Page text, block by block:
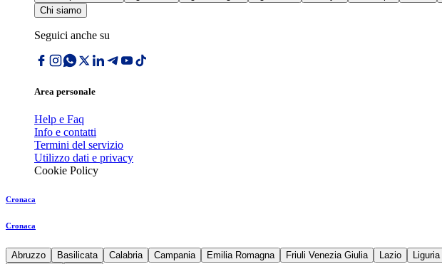
Chi siamo
Seguici anche su
Area personale
Help e Faq
Info e contatti
Termini del servizio
Utilizzo dati e privacy
Cookie Policy
Cronaca
Cronaca
Abruzzo Basilicata Calabria Campania Emilia Romagna Friuli Venezia Giulia Lazio Liguria